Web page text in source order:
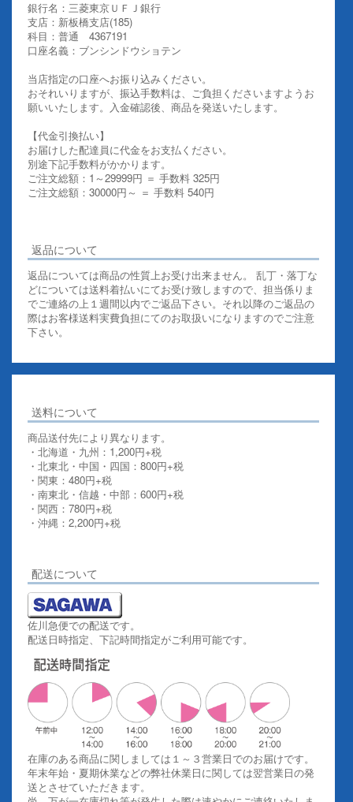
銀行名：三菱東京ＵＦＪ銀行
支店：新板橋支店(185)
科目：普通 4367191
口座名義：ブンシンドウショテン
当店指定の口座へお振り込みください。
おそれいりますが、振込手数料は、ご負担くださいますようお
願いいたします。入金確認後、商品を発送いたします。
【代金引換払い】
お届けした配達員に代金をお支払ください。
別途下記手数料がかかります。
ご注文総額：1～29999円 ＝ 手数料 325円
ご注文総額：30000円～ ＝ 手数料 540円
返品について
返品については商品の性質上お受け出来ません。 乱丁・落丁な
どについては送料着払いにてお受け致しますので、担当係りま
でご連絡の上１週間以内でご返品下さい。それ以降のご返品の
際はお客様送料実費負担にてのお取扱いになりますのでご注意
下さい。
送料について
商品送付先により異なります。
・北海道・九州：1,200円+税
・北東北・中国・四国：800円+税
・関東：480円+税
・南東北・信越・中部：600円+税
・関西：780円+税
・沖縄：2,200円+税
配送について
佐川急便での配送です。
配送日時指定、下記時間指定がご利用可能です。
在庫のある商品に関しましては１～３営業日でのお届けです。
年末年始・夏期休業などの弊社休業日に関しては翌営業日の発
送とさせていただきます。